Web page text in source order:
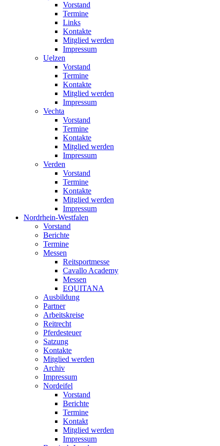
Vorstand
Termine
Links
Kontakte
Mitglied werden
Impressum
Uelzen
Vorstand
Termine
Kontakte
Mitglied werden
Impressum
Vechta
Vorstand
Termine
Kontakte
Mitglied werden
Impressum
Verden
Vorstand
Termine
Kontakte
Mitglied werden
Impressum
Nordrhein-Westfalen
Vorstand
Berichte
Termine
Messen
Reitsportmesse
Cavallo Academy
Messen
EQUITANA
Ausbildung
Partner
Arbeitskreise
Reitrecht
Pferdesteuer
Satzung
Kontakte
Mitglied werden
Archiv
Impressum
Nordeifel
Vorstand
Berichte
Termine
Kontakt
Mitglied werden
Impressum